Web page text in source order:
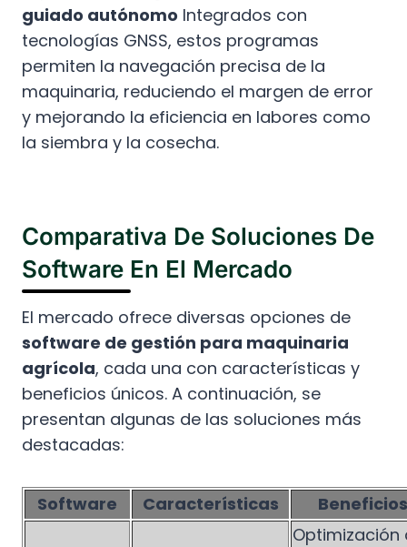
guiado autónomo Integrados con
tecnologías GNSS, estos programas
permiten la navegación precisa de la
maquinaria, reduciendo el margen de error
y mejorando la eficiencia en labores como
la siembra y la cosecha.
Comparativa De Soluciones De
Software En El Mercado
El mercado ofrece diversas opciones de
software de gestión para maquinaria
agrícola, cada una con características y
beneficios únicos. A continuación, se
presentan algunas de las soluciones más
destacadas:
Software Características Beneficios
Optimización